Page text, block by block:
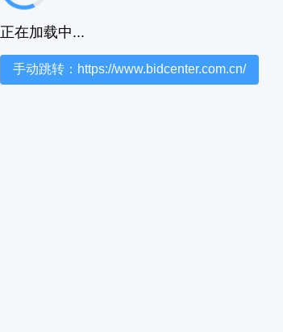
正在加载中...
手动跳转：https://www.bidcenter.com.cn/